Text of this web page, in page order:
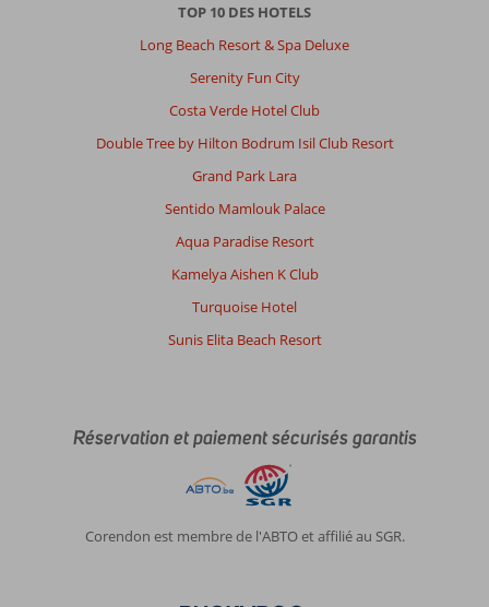
TOP 10 DES HOTELS
Long Beach Resort & Spa Deluxe
Serenity Fun City
Costa Verde Hotel Club
Double Tree by Hilton Bodrum Isil Club Resort
Grand Park Lara
Sentido Mamlouk Palace
Aqua Paradise Resort
Kamelya Aishen K Club
Turquoise Hotel
Sunis Elita Beach Resort
Réservation et paiement sécurisés garantis
Corendon est membre de l'ABTO et affilié au SGR.